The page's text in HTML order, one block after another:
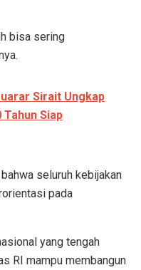
bisa sering
Sirait Ungkap
Tahun Siap
seluruh kebijakan
pada
yang tengah
RI mampu membangun